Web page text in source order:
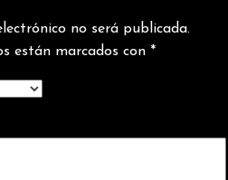
no será publicada.
están marcados con *